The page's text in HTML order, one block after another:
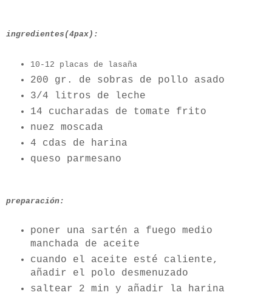
ingredientes(4pax):
10-12 placas de lasaña
200 gr. de sobras de pollo asado
3/4 litros de leche
14 cucharadas de tomate frito
nuez moscada
4 cdas de harina
queso parmesano
preparación:
poner una sartén a fuego medio
manchada de aceite
cuando el aceite esté caliente,
añadir el polo desmenuzado
saltear 2 min y añadir la harina